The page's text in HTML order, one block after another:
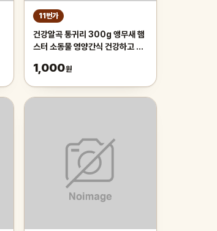
11번가
건강알곡 통귀리 300g 앵무새 햄
스터 소동물 영양간식 건강하고 깨
1,000원